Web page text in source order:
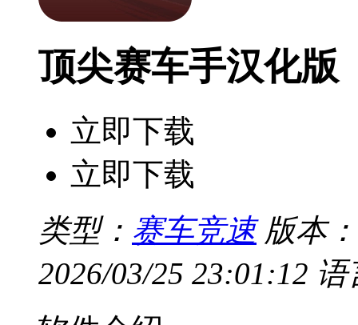
顶尖赛车手汉化版
立即下载
立即下载
类型： 赛车竞速 版本
2026/03/25 23:01:12 语